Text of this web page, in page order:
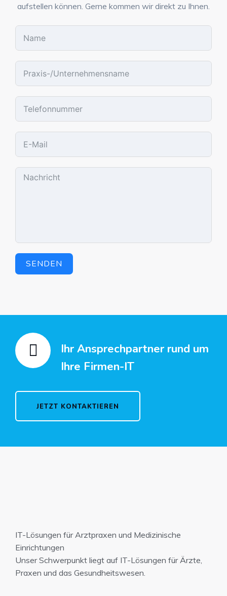
aufstellen können. Gerne kommen wir direkt zu Ihnen.
SENDEN
Ihr Ansprechpartner rund um
Ihre Firmen-IT
JETZT KONTAKTIEREN
IT-Lösungen für Arztpraxen und Medizinische
Einrichtungen
Unser Schwerpunkt liegt auf IT-Lösungen für Ärzte,
Praxen und das Gesundheitswesen.